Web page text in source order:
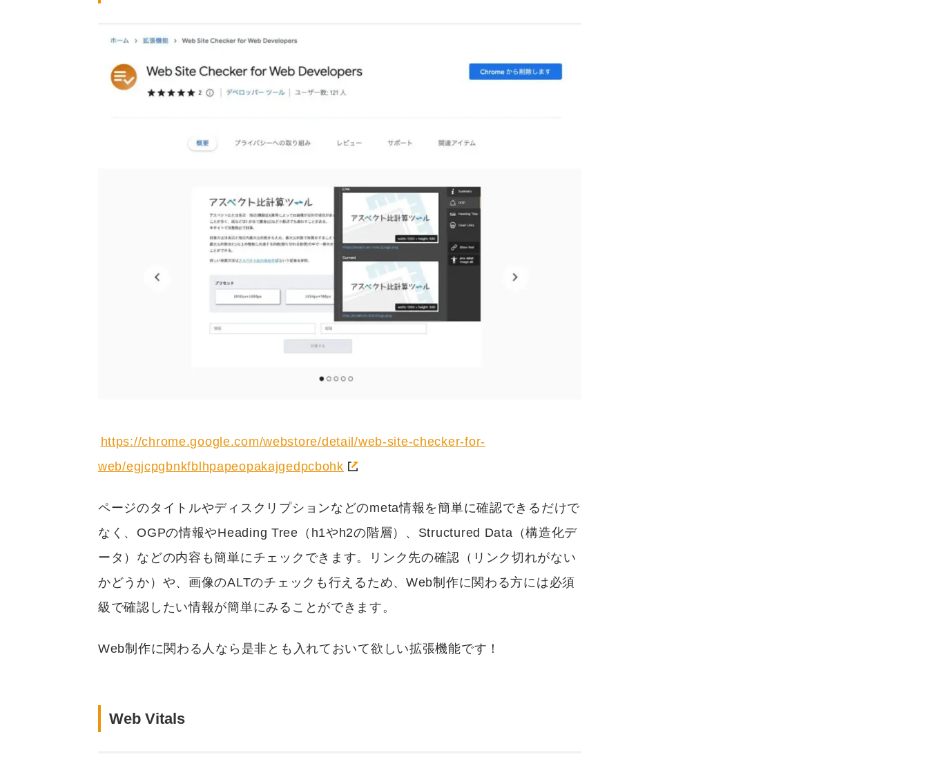
https://chrome.google.com/webstore/detail/web-site-checker-for-
web/egjcpgbnkfblhpapeopakajgedpcbohk
ページのタイトルやディスクリプションなどのmeta情報を簡単に確認できるだけで
なく、OGPの情報やHeading Tree（h1やh2の階層）、Structured Data（構造化デ
ータ）などの内容も簡単にチェックできます。リンク先の確認（リンク切れがない
かどうか）や、画像のALTのチェックも行えるため、Web制作に関わる方には必須
級で確認したい情報が簡単にみることができます。
Web制作に関わる人なら是非とも入れておいて欲しい拡張機能です！
Web Vitals